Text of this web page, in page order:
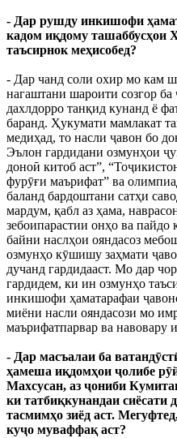
- Дар рушду инкишофи
кадом иқдому ташаббусҳои
таъсирнок меҳисобед?
- Дар чанд соли охир мо кам
нагаштани шароити созгор
дахлдорро танқид кунанд ё
баранд. Ҳукумати мамлакат
медиҳад, то насли ҷавон бо
Эълон гардидани озмунҳои
доноӣ китоб аст”,
фурӯғи маърифат” ва
баланд бардоштани сатҳи
мардум, қабл аз ҳама,
зебоипарастии онҳо ва пайдо
байни наслҳои ояндасоз
озмунҳо кӯшишу заҳмати
дучанд гардидааст. Мо дар
гардидем, ки ин озмунҳо
инкишофи ҳаматарафаи
миёни насли ояндасози мо
маърифатпарвар ва навовару
- Дар масъалаи ба
ҳамеша иқдомҳои ҷолибе
Махсусан, аз ҷониби
ки татбиқкунандаи сиёсати
тасмимҳо зиёд аст.
куҷо муваффақ аст?